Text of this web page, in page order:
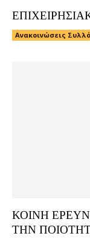
Ανακοινώσεις
ΚΟΙΝΗ
ΤΗΝ